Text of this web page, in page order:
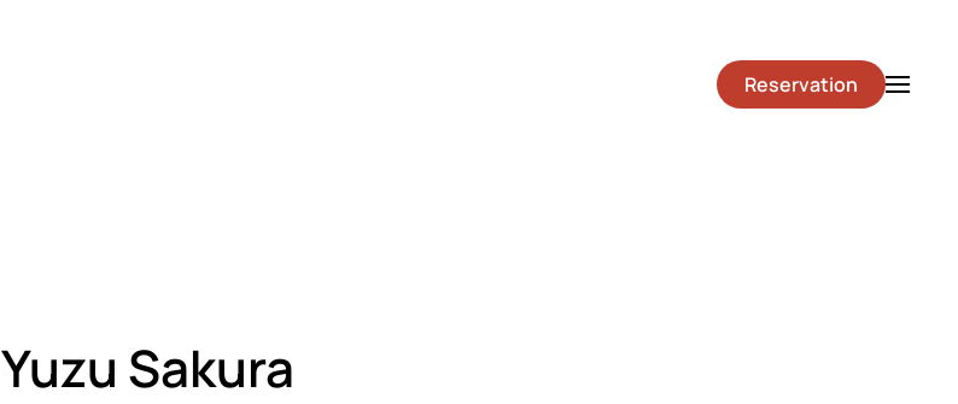
Reservation
Yuzu Sakura